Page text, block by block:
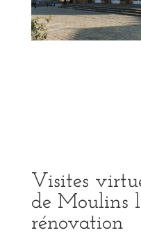
Visites
de Moulins
rénovation